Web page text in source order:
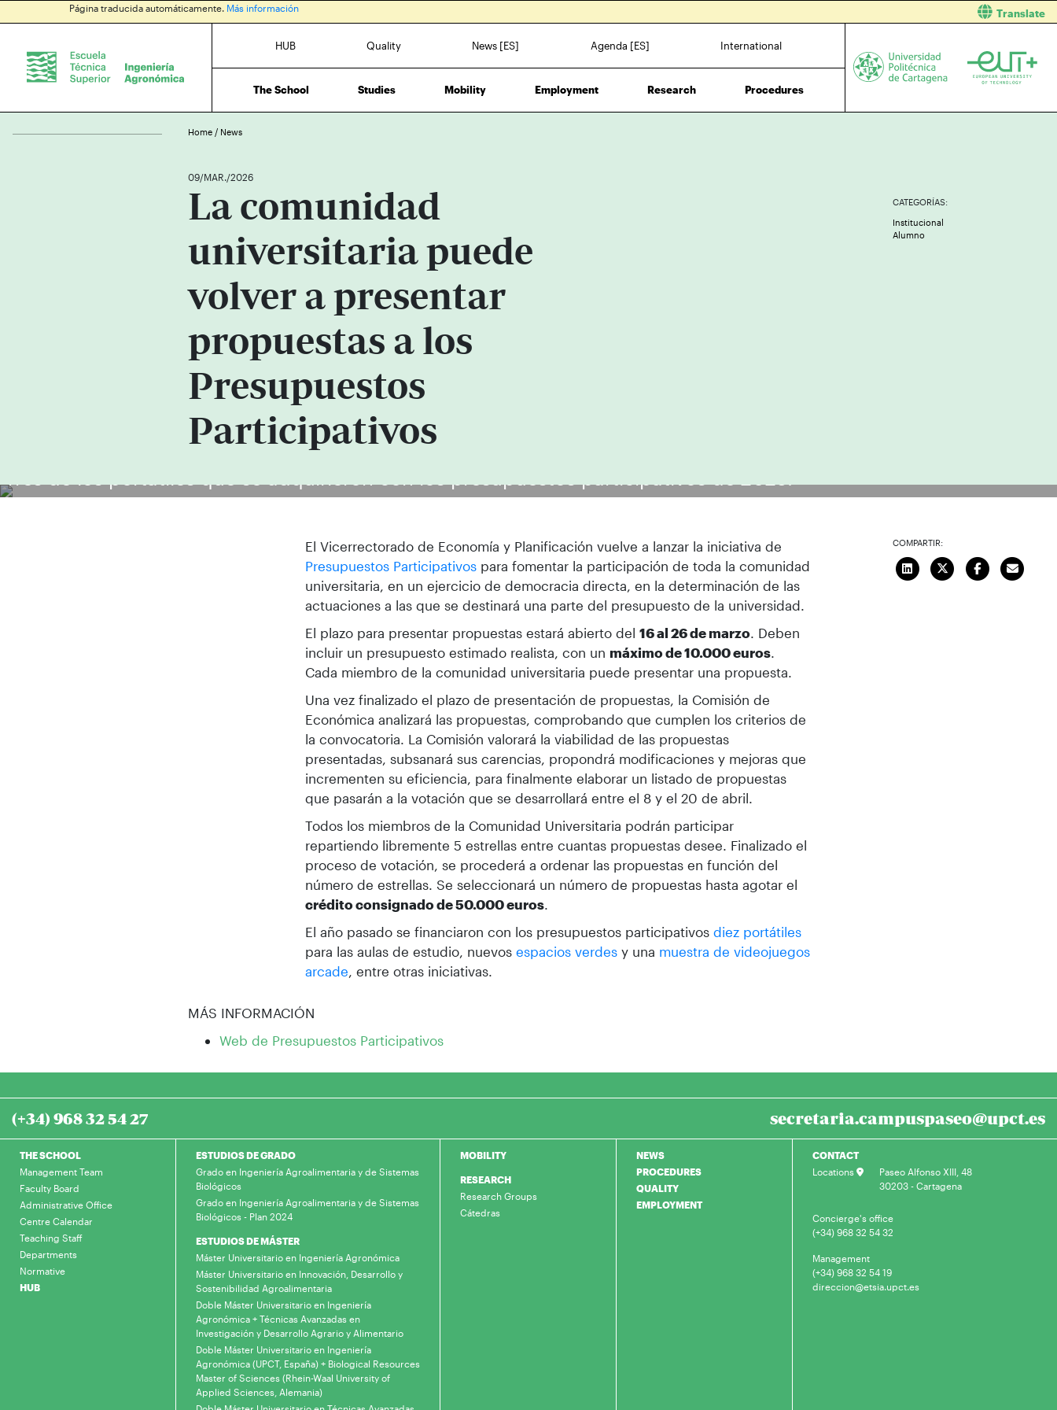
Página traducida automáticamente. Más información Translate
HUB Quality News [ES] Agenda [ES] International
The School Studies Mobility Employment Research Procedures
Home / News
09/MAR./2026
La comunidad
universitaria puede
volver a presentar
propuestas a los
Presupuestos
Participativos
CATEGORÍAS:
Institucional
Alumno
El Vicerrectorado de Economía y Planificación vuelve a lanzar la iniciativa de
Presupuestos Participativos para fomentar la participación de toda la comunidad
universitaria, en un ejercicio de democracia directa, en la determinación de las
actuaciones a las que se destinará una parte del presupuesto de la universidad.
El plazo para presentar propuestas estará abierto del16 al 26 de marzo. Deben
incluir un presupuesto estimado realista, con un máximo de 10.000 euros.
Cada miembro de la comunidad universitaria puede presentar una propuesta.
Una vez finalizado el plazo de presentación de propuestas, la Comisión de
Económica analizará las propuestas, comprobando que cumplen los criterios de
la convocatoria. La Comisión valorará la viabilidad de las propuestas
presentadas, subsanará sus carencias, propondrá modificaciones y mejoras que
incrementen su eficiencia, para finalmente elaborar un listado de propuestas
que pasarán a la votación que se desarrollará entre el 8 y el 20 de abril.
Todos los miembros de la Comunidad Universitaria podrán participar
repartiendo libremente 5 estrellas entre cuantas propuestas desee. Finalizado el
proceso de votación, se procederá a ordenar las propuestas en función del
número de estrellas. Se seleccionará un número de propuestas hasta agotar el
crédito consignado de 50.000 euros.
El año pasado se financiaron con los presupuestos participativosdiez portátiles
para las aulas de estudio, nuevosespacios verdes y una muestra de videojuegos
arcade, entre otras iniciativas.
MÁS INFORMACIÓN
Web de Presupuestos Participativos
COMPARTIR:
(+34) 968 32 54 27 secretaria.campuspaseo@upct.es
THE SCHOOL
Management Team
Faculty Board
Administrative Office
Centre Calendar
Teaching Staff
Departments
Normative
HUB
ESTUDIOS DE GRADO
Grado en Ingeniería Agroalimentaria y de Sistemas
Biológicos
Grado en Ingeniería Agroalimentaria y de Sistemas
Biológicos - Plan 2024
ESTUDIOS DE MÁSTER
Máster Universitario en Ingeniería Agronómica
Máster Universitario en Innovación, Desarrollo y
Sostenibilidad Agroalimentaria
Doble Máster Universitario en Ingeniería
Agronómica + Técnicas Avanzadas en
Investigación y Desarrollo Agrario y Alimentario
Doble Máster Universitario en Ingeniería
Agronómica (UPCT, España) + Biological Resources
Master of Sciences (Rhein-Waal University of
Applied Sciences, Alemania)
MOBILITY
RESEARCH
Research Groups
Cátedras
NEWS
PROCEDURES
QUALITY
EMPLOYMENT
CONTACT
Locations
Paseo Alfonso XIII, 48
30203 - Cartagena
Concierge's office
(+34) 968 32 54 32
Management
(+34) 968 32 54 19
direccion@etsia.upct.es